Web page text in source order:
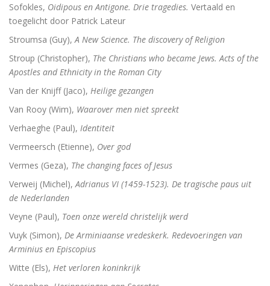
Sofokles, Oidipous en Antigone. Drie tragedies. Vertaald en
toegelicht door Patrick Lateur
Stroumsa (Guy), A New Science. The discovery of Religion
Stroup (Christopher), The Christians who became Jews. Acts of the
Apostles and Ethnicity in the Roman City
Van der Knijff (Jaco), Heilige gezangen
Van Rooy (Wim), Waarover men niet spreekt
Verhaeghe (Paul), Identiteit
Vermeersch (Etienne), Over god
Vermes (Geza), The changing faces of Jesus
Verweij (Michel), Adrianus VI (1459-1523). De tragische paus uit
de Nederlanden
Veyne (Paul), Toen onze wereld christelijk werd
Vuyk (Simon), De Arminiaanse vredeskerk. Redevoeringen van
Arminius en Episcopius
Witte (Els), Het verloren koninkrijk